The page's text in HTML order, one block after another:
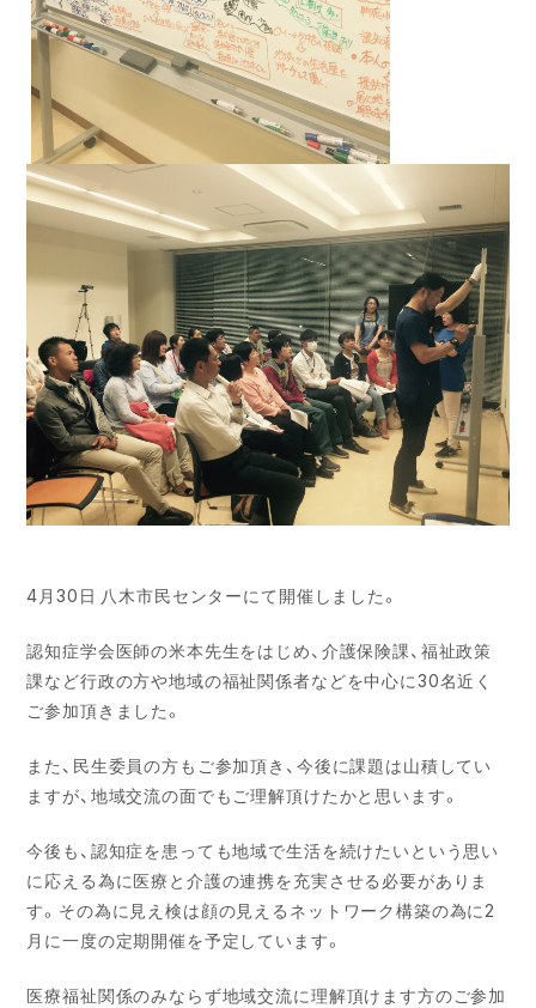
4月30日 八木市民センターにて開催しました。
認知症学会医師の米本先生をはじめ、介護保険課、福祉政策
課など行政の方や地域の福祉関係者などを中心に30名近く
ご参加頂きました。
また、民生委員の方もご参加頂き、今後に課題は山積してい
ますが、地域交流の面でもご理解頂けたかと思います。
今後も、認知症を患っても地域で生活を続けたいという思い
に応える為に医療と介護の連携を充実させる必要がありま
す。その為に見え検は顔の見えるネットワーク構築の為に2
月に一度の定期開催を予定しています。
医療福祉関係のみならず地域交流に理解頂けます方のご参加